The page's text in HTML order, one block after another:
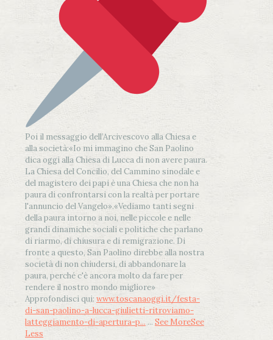
Poi il messaggio dell’Arcivescovo alla Chiesa e
alla società:«Io mi immagino che San Paolino
dica oggi alla Chiesa di Lucca di non avere paura.
La Chiesa del Concilio, del Cammino sinodale e
del magistero dei papi è una Chiesa che non ha
paura di confrontarsi con la realtà per portare
l'annuncio del Vangelo».«Vediamo tanti segni
della paura intorno a noi, nelle piccole e nelle
grandi dinamiche sociali e politiche che parlano
di riarmo, di chiusura e di remigrazione. Di
fronte a questo, San Paolino direbbe alla nostra
società di non chiudersi, di abbandonare la
paura, perché c'è ancora molto da fare per
rendere il nostro mondo migliore»
Approfondisci qui: www.toscanaoggi.it/festa-
di-san-paolino-a-lucca-giulietti-ritroviamo-
latteggiamento-di-apertura-p... ... See MoreSee
Less